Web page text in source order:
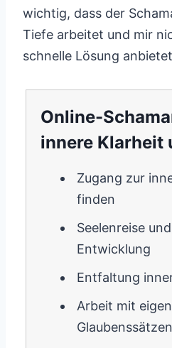
wichtig, dass der
Tiefe arbeitet und mir
schnelle Lösung
Online-
innere Klarheit
Zugang zur
finden
Seelenreise
Entwicklung
Entfaltung
Arbeit mit
Glaubenssätzen